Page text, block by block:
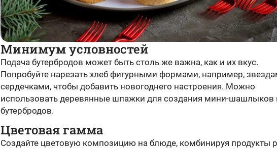
Минимум условностей
Подача бутербродов может быть столь же важна, как и их вкус.
Попробуйте нарезать хлеб фигурными формами, например,
сердечками, чтобы добавить новогоднего настроения. Можно
использовать деревянные шпажки для создания мини-шашлыков
бутербродов.
Цветовая гамма
Создайте цветовую композицию на блюде, комбинируя продукты